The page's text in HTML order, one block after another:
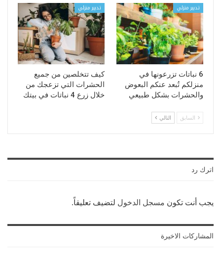
تدبير منزلي
6 نباتات تزرعونها في
منزلكم تُبعد عنكم البعوض
والحشرات بشكل طبيعي
تدبير منزلي
كيف تتخلصين من جميع
الحشرات التي تزعجك من
خلال زرع 4 نباتات في بيتك
السابق التالي
اترك رد
يجب أنت تكون مسجل الدخول لتضيف تعليقاً.
المشاركات الاخيرة